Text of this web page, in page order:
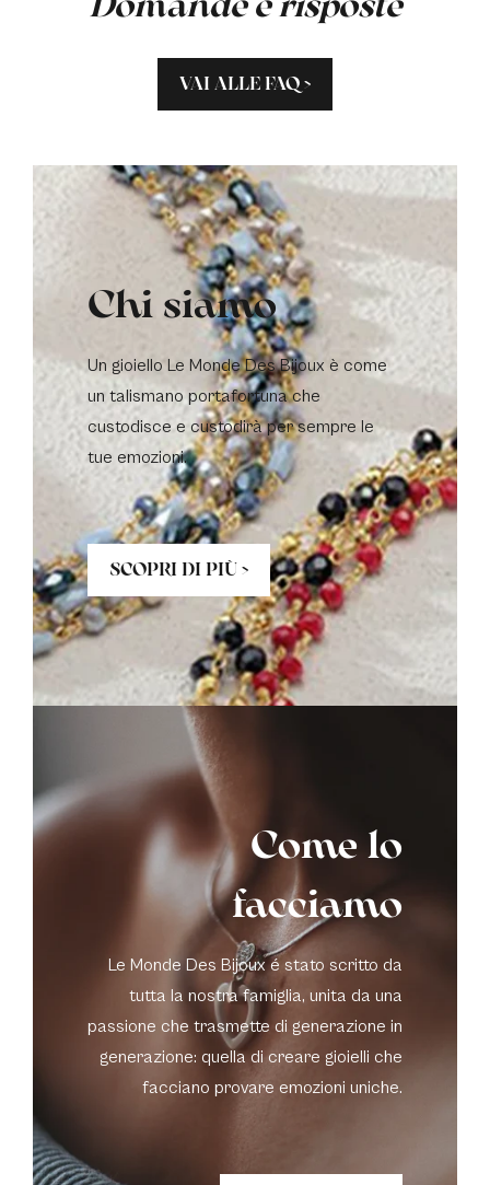
VAI ALLE FAQ >
Chi siamo
Un gioiello Le Monde Des Bijoux è come
un talismano portafortuna che
custodisce e custodirà per sempre le
tue emozioni.
SCOPRI DI PIÙ >
Come lo
facciamo
Le Monde Des Bijoux é stato scritto da
tutta la nostra famiglia, unita da una
passione che trasmette di generazione in
generazione: quella di creare gioielli che
facciano provare emozioni uniche.